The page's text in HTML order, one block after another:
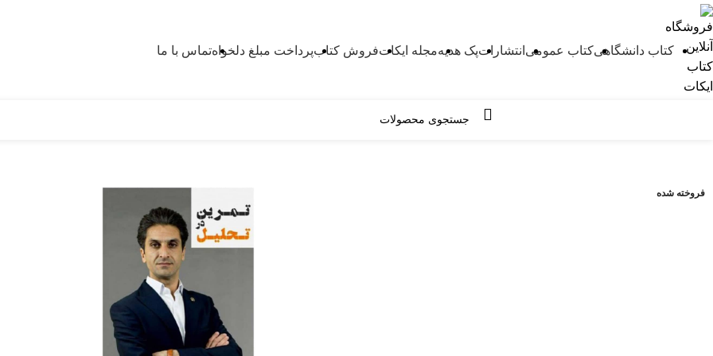
کتاب دانشگاهیکتاب عمومی انتشاراتپک هدیهمجله ایکاتفروش کتابپرداخت مبلغ دلخواهتماس با ما
فروخته شده